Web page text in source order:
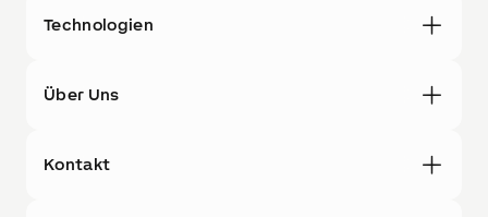
Technologien
Über Uns
Kontakt